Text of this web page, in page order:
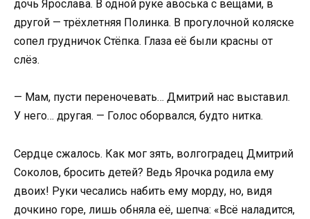
дочь Ярослава. В одной руке авоська с вещами, в
другой — трёхлетняя Полинка. В прогулочной коляске
сопел грудничок Стёпка. Глаза её были красны от
слёз.
— Мам, пусти переночевать… Дмитрий нас выставил.
У него… другая. — Голос оборвался, будто нитка.
Сердце сжалось. Как мог зять, волгоградец Дмитрий
Соколов, бросить детей? Ведь Ярочка родила ему
двоих! Руки чесались набить ему морду, но, видя
дочкино горе, лишь обняла её, шепча: «Всё наладится,